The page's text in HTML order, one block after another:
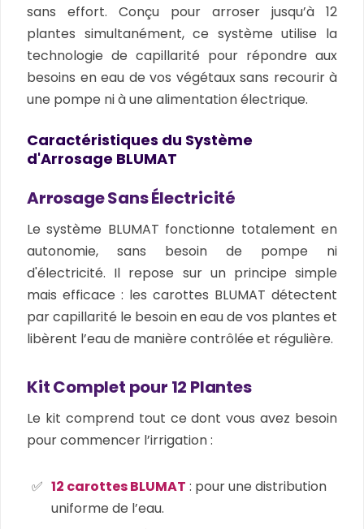
sans effort. Conçu pour arroser jusqu’à 12
plantes simultanément, ce système utilise la
technologie de capillarité pour répondre aux
besoins en eau de vos végétaux sans recourir à
une pompe ni à une alimentation électrique.
Caractéristiques du Système
d'Arrosage BLUMAT
Arrosage Sans Électricité
Le système BLUMAT fonctionne totalement en
autonomie, sans besoin de pompe ni
d'électricité. Il repose sur un principe simple
mais efficace : les carottes BLUMAT détectent
par capillarité le besoin en eau de vos plantes et
libèrent l’eau de manière contrôlée et régulière.
Kit Complet pour 12 Plantes
Le kit comprend tout ce dont vous avez besoin
pour commencer l’irrigation :
12 carottes BLUMAT : pour une distribution
uniforme de l’eau.